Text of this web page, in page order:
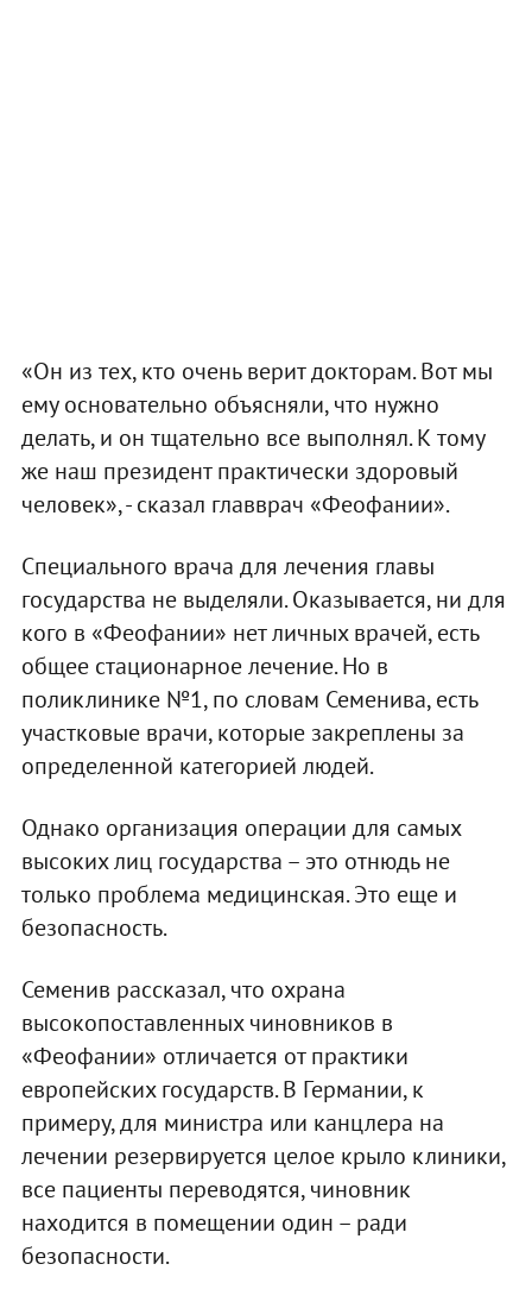
«Он из тех, кто очень верит докторам. Вот мы
ему основательно объясняли, что нужно
делать, и он тщательно все выполнял. К тому
же наш президент практически здоровый
человек», - сказал главврач «Феофании».
Специального врача для лечения главы
государства не выделяли. Оказывается, ни для
кого в «Феофании» нет личных врачей, есть
общее стационарное лечение. Но в
поликлинике №1, по словам Семенива, есть
участковые врачи, которые закреплены за
определенной категорией людей.
Однако организация операции для самых
высоких лиц государства – это отнюдь не
только проблема медицинская. Это еще и
безопасность.
Семенив рассказал, что охрана
высокопоставленных чиновников в
«Феофании» отличается от практики
европейских государств. В Германии, к
примеру, для министра или канцлера на
лечении резервируется целое крыло клиники,
все пациенты переводятся, чиновник
находится в помещении один – ради
безопасности.